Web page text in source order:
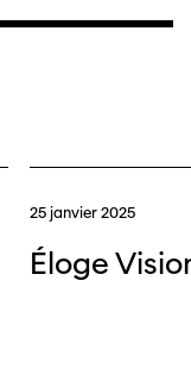
25 janvier 2025
Éloge